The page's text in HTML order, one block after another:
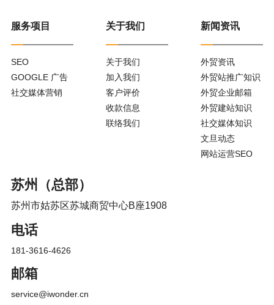
服务项目
SEO
GOOGLE 广告
社交媒体营销
关于我们
关于我们
加入我们
客户评价
收款信息
联络我们
新闻资讯
外贸资讯
外贸站推广知识
外贸企业邮箱
外贸建站知识
社交媒体知识
文旦动态
网站运营SEO
苏州（总部）
苏州市姑苏区苏城商贸中心B座1908
电话
181-3616-4626
邮箱
service@iwonder.cn